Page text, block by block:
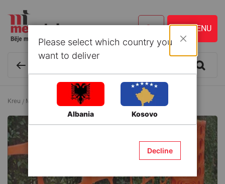
Kreu Materiale ndërtimi Rrethim i jashtëm Rrjeta rrethimi
Please select which country you
want to deliver
Albania Kosovo
Decline